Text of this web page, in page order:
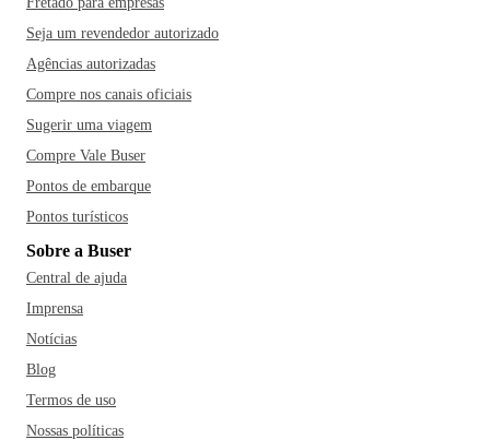
Seja um revendedor autorizado
Agências autorizadas
Compre nos canais oficiais
Sugerir uma viagem
Compre Vale Buser
Pontos de embarque
Pontos turísticos
Sobre a Buser
Central de ajuda
Imprensa
Notícias
Blog
Termos de uso
Nossas políticas